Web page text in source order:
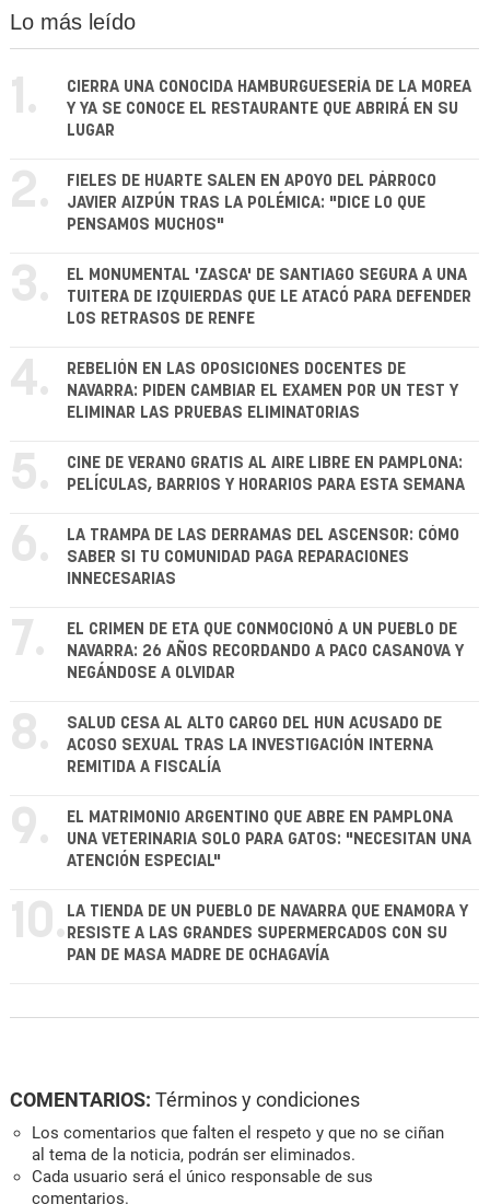
Lo más leído
1.
CIERRA UNA CONOCIDA HAMBURGUESERÍA DE LA MOREA
Y YA SE CONOCE EL RESTAURANTE QUE ABRIRÁ EN SU
LUGAR
2.
FIELES DE HUARTE SALEN EN APOYO DEL PÁRROCO
JAVIER AIZPÚN TRAS LA POLÉMICA: "DICE LO QUE
PENSAMOS MUCHOS"
3.
EL MONUMENTAL 'ZASCA' DE SANTIAGO SEGURA A UNA
TUITERA DE IZQUIERDAS QUE LE ATACÓ PARA DEFENDER
LOS RETRASOS DE RENFE
4.
REBELIÓN EN LAS OPOSICIONES DOCENTES DE
NAVARRA: PIDEN CAMBIAR EL EXAMEN POR UN TEST Y
ELIMINAR LAS PRUEBAS ELIMINATORIAS
5.
CINE DE VERANO GRATIS AL AIRE LIBRE EN PAMPLONA:
PELÍCULAS, BARRIOS Y HORARIOS PARA ESTA SEMANA
6.
LA TRAMPA DE LAS DERRAMAS DEL ASCENSOR: CÓMO
SABER SI TU COMUNIDAD PAGA REPARACIONES
INNECESARIAS
7.
EL CRIMEN DE ETA QUE CONMOCIONÓ A UN PUEBLO DE
NAVARRA: 26 AÑOS RECORDANDO A PACO CASANOVA Y
NEGÁNDOSE A OLVIDAR
8.
SALUD CESA AL ALTO CARGO DEL HUN ACUSADO DE
ACOSO SEXUAL TRAS LA INVESTIGACIÓN INTERNA
REMITIDA A FISCALÍA
9.
EL MATRIMONIO ARGENTINO QUE ABRE EN PAMPLONA
UNA VETERINARIA SOLO PARA GATOS: "NECESITAN UNA
ATENCIÓN ESPECIAL"
10. LA TIENDA DE UN PUEBLO DE NAVARRA QUE ENAMORA Y
RESISTE A LAS GRANDES SUPERMERCADOS CON SU
PAN DE MASA MADRE DE OCHAGAVÍA
COMENTARIOS: Términos y condiciones
Los comentarios que falten el respeto y que no se ciñan
al tema de la noticia, podrán ser eliminados.
Cada usuario será el único responsable de sus
comentarios.